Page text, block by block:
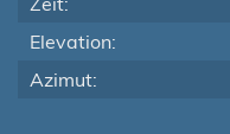
Elevation:
Azimut: